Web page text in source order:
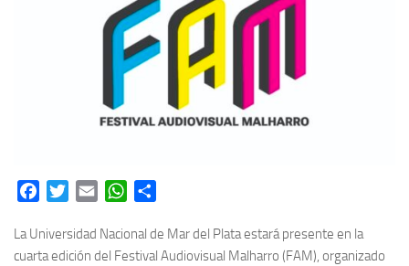
FacebookTwitterEmail WhatsApp
La Universidad Nacional de Mar del Plata estará presente en la
cuarta edición del Festival Audiovisual Malharro (FAM), organizado